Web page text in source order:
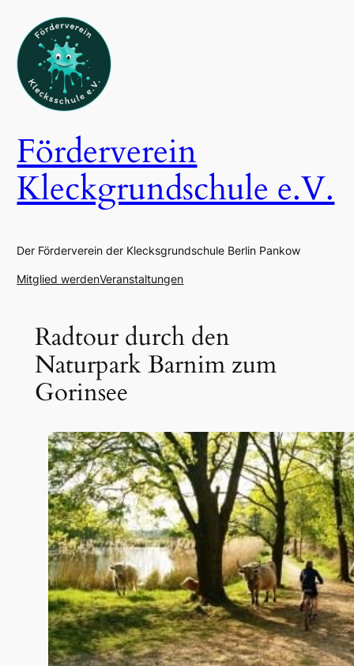
Inhalt
springen
Förderverein
Kleckgrundschule e.V.
Der Förderverein der Klecksgrundschule Berlin Pankow
Mitglied werdenVeranstaltungen
Radtour durch den
Naturpark Barnim zum
Gorinsee